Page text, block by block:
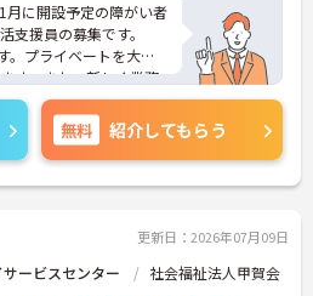
に開設予定の障がい者
支援員の募集です。
。プライベートを大切
す。また、新しく業務
すすめの求人です。
策ポイントなど、さら
気軽にご相談くださ
無料 紹介してもらう
更新日：2026年07月09日
ービスセンター 社会福祉法人甲賀会